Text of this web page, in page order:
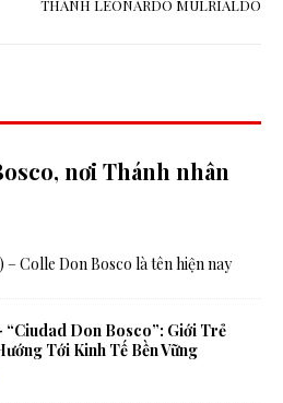
THÁNH LEONARDO MULRIALDO
nơi Thánh nhân
Colle Don Bosco là tên hiện nay
“Ciudad Don Bosco”: Giới Trẻ
Tới Kinh Tế Bền Vững